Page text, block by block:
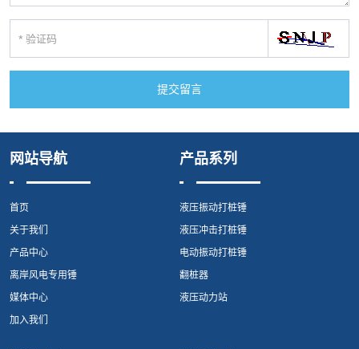
提交留言
网站导航
首页
关于我们
产品中心
离岸风电专用锤
媒体中心
加入我们
产品系列
液压振动打桩锤
液压冲击打桩锤
电动振动打桩锤
翻桩器
液压动力站